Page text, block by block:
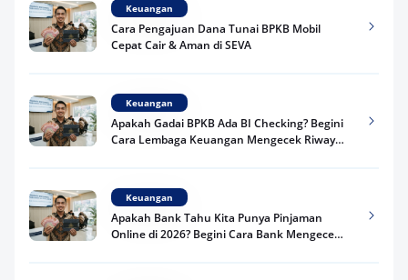
Keuangan
Cara Pengajuan Dana Tunai BPKB Mobil
Cepat Cair & Aman di SEVA
Keuangan
Apakah Gadai BPKB Ada BI Checking? Begini
Cara Lembaga Keuangan Mengecek Riwayat
Keuangan
Apakah Bank Tahu Kita Punya Pinjaman
Online di 2026? Begini Cara Bank Mengecek